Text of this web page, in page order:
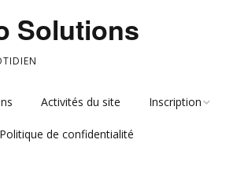
Solutions
Activités du site Inscription
Politique de confidentialité